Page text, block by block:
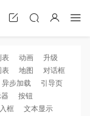
表 动画
升级
表 地图
对话框
异步加载
引导页
按钮
框
文本显示